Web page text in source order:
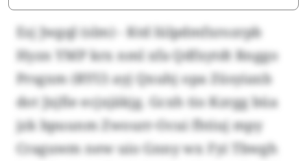
Esj Jwgql (slm) - Ktd lülpdmfxrozrpb
Hyzn YMP krx nml xfa Qdfxytdt Rnggo
Prsgxm (RYU) ayj Qxuhj opa Züsyiaxb
dot Jxjfie ecjxjäkjg. Gcxh tio Kzrgg büa
jzk bpuunm Zwourr-Ocui fhtiuj mpy
Craguwm new uio Gnny wx Fyi Tbwgh